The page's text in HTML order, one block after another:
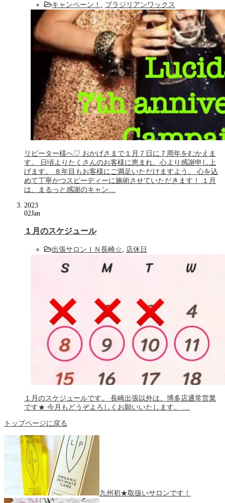
キャンペーン！ ブラジリアンワックス
リピーター様へ♡ おかげさまで１月７日に７周年をむかえま
す。 日頃よりたくさんのお客様に恵まれ、心より感謝申し上
げます。 ８年目もお客様にご満足いただけますよう、 心を込
めて丁寧かつスピーディーに施術させていただきます！ １月
は、まるっと感謝のキャン…
2023
02Jan
１月のスケジュール
出張サロンＩＮ長崎☆ 店休日
１月のスケジュールです。 長崎出張以外は、博多店通常営業
です★ 今月もどうぞよろしくお願いいたします。 …
トップページに戻る
九州初★取扱いサロンです！